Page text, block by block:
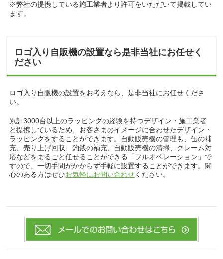
※弊社の提携している施工業者より許可をいただいて掲載してい
ます。
ロゴ入り自販機の設置なら是非当社にお任せく
ださい
ロゴ入り自販機の設置をお考えなら、是非当社にお任せくださ
い。
累計3000台以上のラッピングの経験を持つデザイン・施工業者
と提携しているため、お客さまのイメージに合わせたデザイン・
ラッピングをすることができます。自動販売機の管理も、缶の補
充、売り上げ回収、釣銭の補充、自動販売機の清掃、クレーム対
応などをまるごと任せることができる「フルオペレーション」で
すので、一切手間がかからず手軽に設置することができます。関
心のある方はぜひお気軽にお問い合わせください。